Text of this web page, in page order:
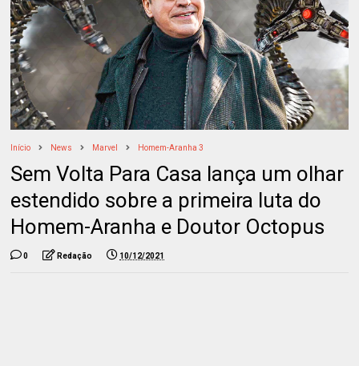
Início News Marvel Homem-Aranha 3
Sem Volta Para Casa lança um olhar
estendido sobre a primeira luta do
Homem-Aranha e Doutor Octopus
0 Redação 10/12/2021